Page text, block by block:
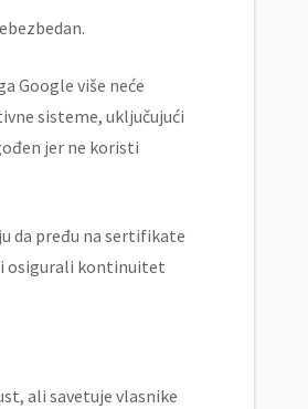
Google više neće
sisteme, uključujući
jer ne koristi
da pređu na sertifikate
i osigurali kontinuitet
ali savetuje vlasnike